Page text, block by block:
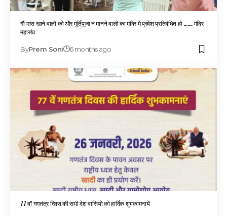
गौ मांस खाने वालों को और मूर्तिपूजा न मानने वालों का मंदिर मे प्रवेश प्रतिबंधित हो ……. मंदिर
महासंघ
ByPrem Soni 6 months ago
77 वॉ गणतंत्र दिवस की सभी देश वासियो को हार्दिक शुभकामनायें